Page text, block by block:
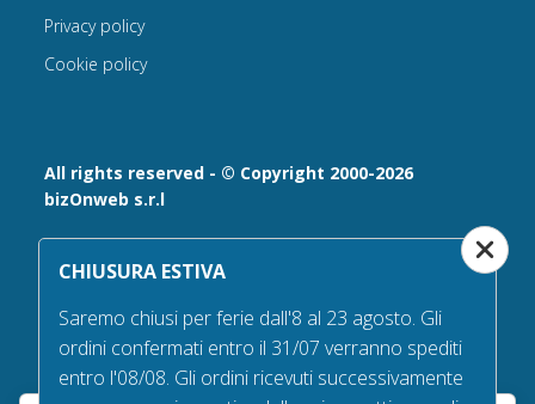
All rights reserved - © Copyright 2000-2026
bizOnweb s.r.l
Via Fratelli Bandiera 18, 25122 - Brescia, Italia
P.IVA 02232630984 - Iscrizione presso la Camera di
n° REA 432569 Capitale sociale versato Euro 25.000,00.
Tel +39.030 6394506
Privacy policy
Cookie policy
CHIUSURA ESTIVA
Saremo chiusi per ferie dall'8 al 23 agosto. Gli
ordini confermati entro il 31/07 verranno spediti
entro l'08/08. Gli ordini ricevuti successivamente